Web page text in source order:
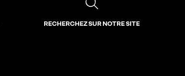
RECHERCHEZ SUR NOTRE SITE